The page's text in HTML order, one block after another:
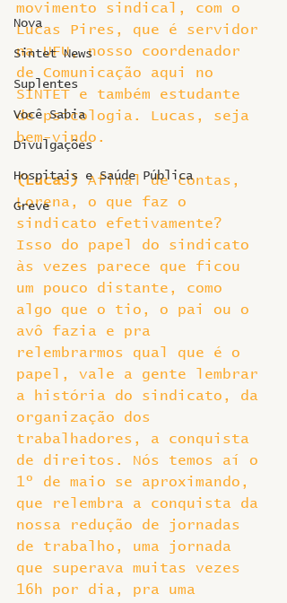
Nova
Sintet News
Suplentes
Você Sabia
Divulgações
Hospitais e Saúde Pública
Greve
movimento sindical, com o
Lucas Pires, que é servidor
na UFU, nosso coordenador
de Comunicação aqui no
SINTET e também estudante
de psicologia. Lucas, seja
bem-vindo.
(Lucas) Afinal de contas,
Lorena, o que faz o
sindicato efetivamente?
Isso do papel do sindicato
às vezes parece que ficou
um pouco distante, como
algo que o tio, o pai ou o
avô fazia e pra
relembrarmos qual que é o
papel, vale a gente lembrar
a história do sindicato, da
organização dos
trabalhadores, a conquista
de direitos. Nós temos aí o
1º de maio se aproximando,
que relembra a conquista da
nossa redução de jornadas
de trabalho, uma jornada
que superava muitas vezes
16h por dia, pra uma